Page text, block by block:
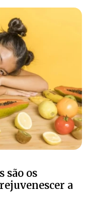
são os
a